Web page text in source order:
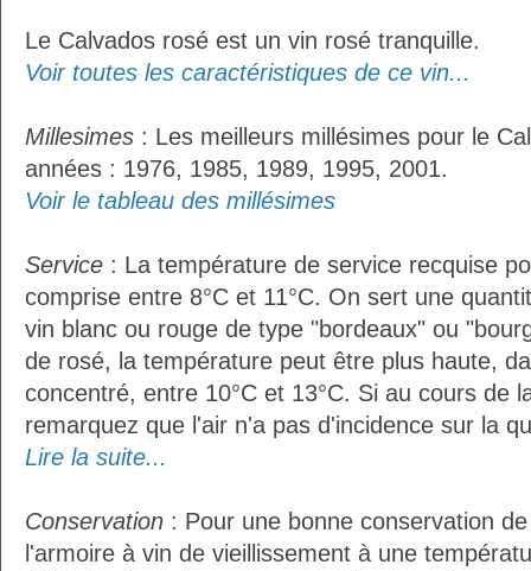
Le Calvados rosé est un vin rosé tranquille.
Voir toutes les caractéristiques de ce vin...
Millesimes : Les meilleurs millésimes pour le
années : 1976, 1985, 1989, 1995, 2001.
Voir le tableau des millésimes
Service : La température de service recquise
comprise entre 8°C et 11°C. On sert une
vin blanc ou rouge de type "bordeaux" ou
de rosé, la température peut être plus haute,
concentré, entre 10°C et 13°C. Si au cours de
remarquez que l'air n'a pas d'incidence sur la
Lire la suite...
Conservation : Pour une bonne conservation
l'armoire à vin de vieillissement à une